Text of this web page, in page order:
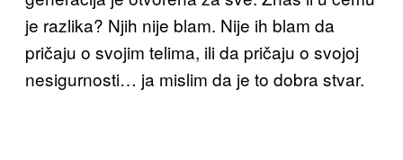
je razlika? Njih nije blam. Nije ih blam da
pričaju o svojim telima, ili da pričaju o svojoj
nesigurnosti… ja mislim da je to dobra stvar.